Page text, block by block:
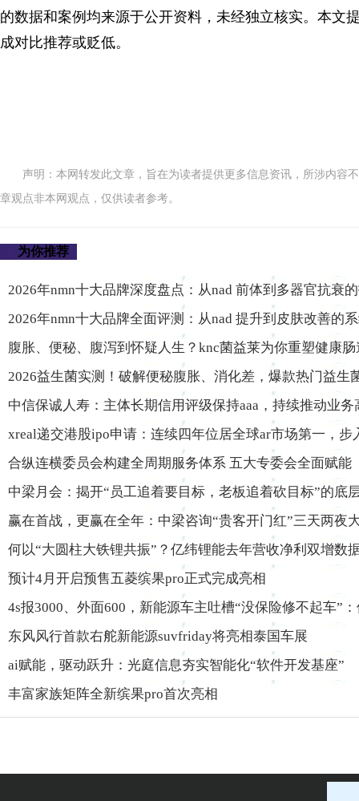
的数据和案例均来源于公开资料，未经独立核实。本文
成对比推荐或贬低。
声明：本网转发此文章，旨在为读者提供更多信息资讯，所涉内容
章观点非本网观点，仅供读者参考。
为你推荐
2026年nmn十大品牌深度盘点：从nad 前体到多器官抗衰
2026年nmn十大品牌全面评测：从nad 提升到皮肤改善的
腹胀、便秘、腹泻到怀疑人生？knc菌益莱为你重塑健康肠
2026益生菌实测！破解便秘腹胀、消化差，爆款热门益生
中信保诚人寿：主体长期信用评级保持aaa，持续推动业务
xreal递交港股ipo申请：连续四年位居全球ar市场第一，步
合纵连横委员会构建全周期服务体系 五大专委会全面赋能
中梁月会：揭开“员工追着要目标，老板追着砍目标”的底
赢在首战，更赢在全年：中梁咨询“贵客开门红”三天两夜
何以“大圆柱大铁锂共振”？亿纬锂能去年营收净利双增数
预计4月开启预售五菱缤果pro正式完成亮相
4s报3000、外面600，新能源车主吐槽“没保险修不起车”
东风风行首款右舵新能源suvfriday将亮相泰国车展
ai赋能，驱动跃升：光庭信息夯实智能化“软件开发基座”
丰富家族矩阵全新缤果pro首次亮相